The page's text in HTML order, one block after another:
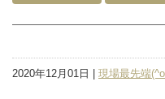
2020年12月01日 | 現場最先端